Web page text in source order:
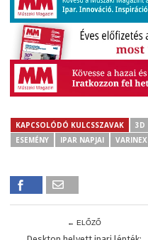
KAPCSOLÓDÓ KULCSSZAVAK 3D
ESEMÉNY
IPAR NAPJAI VARINEX
← ELŐZŐ